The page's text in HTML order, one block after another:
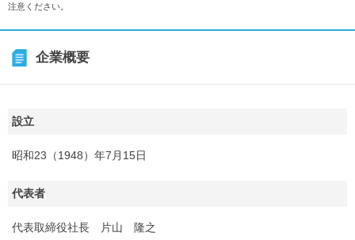
注意ください。
企業概要
設立
昭和23（1948）年7月15日
代表者
代表取締役社長 片山 隆之